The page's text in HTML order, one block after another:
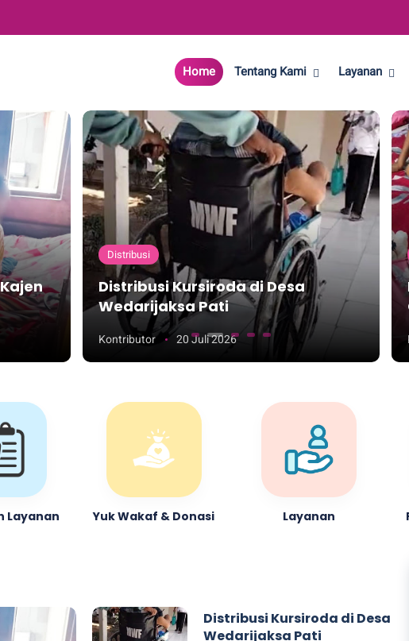
Home Tentang Kami Layanan
Distribusi
Distribusi Kursiroda di Desa
Wedarijaksa Pati
Kontributor 20 Juli 2026
Layanan Yuk Wakaf & Donasi Layanan
Distribusi Kursiroda di Desa
Wedarijaksa Pati